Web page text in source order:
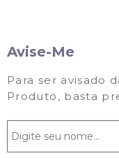
Avise-Me
Para ser avisado
Produto, basta